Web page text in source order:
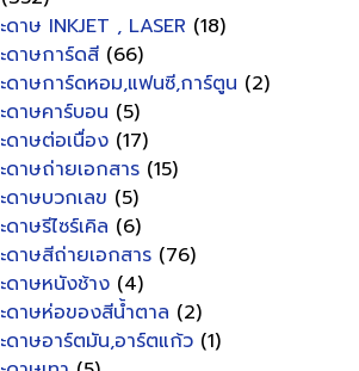
ดาษ INKJET , LASER (18)
ดาษการ์ดสี (66)
ดาษการ์ดหอม,แฟนซี,การ์ตูน (2)
ดาษคาร์บอน (5)
ดาษต่อเนื่อง (17)
ดาษถ่ายเอกสาร (15)
ดาษบวกเลข (5)
ดาษรีไซร์เคิล (6)
ดาษสีถ่ายเอกสาร (76)
ดาษหนังช้าง (4)
ดาษห่อของสีน้ำตาล (2)
ดาษอาร์ตมัน,อาร์ตแก้ว (1)